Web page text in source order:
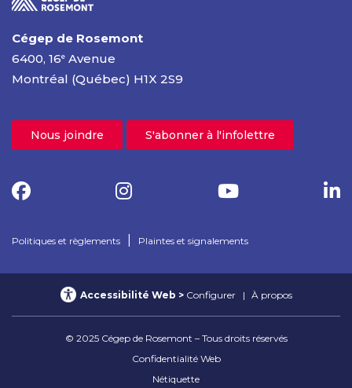
Cégep de Rosemont
6400, 16e Avenue
Montréal (Québec) H1X 2S9
Nous joindre S'abonner à l'infolettre
Politiques et règlements Plaintes et signalements
© 2025 Cégep de Rosemont – Tous droits réservés
Confidentialité Web
Nétiquette
Accessibilité Web Configurer À propos